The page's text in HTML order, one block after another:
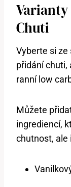
Chuti
Vyberte si
přidání chuti,
ranní low
Můžete
ingrediencí,
chutnost, ale